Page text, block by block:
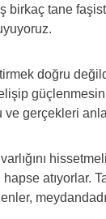
birkaç tane
doğru
gerçekleri
hapse